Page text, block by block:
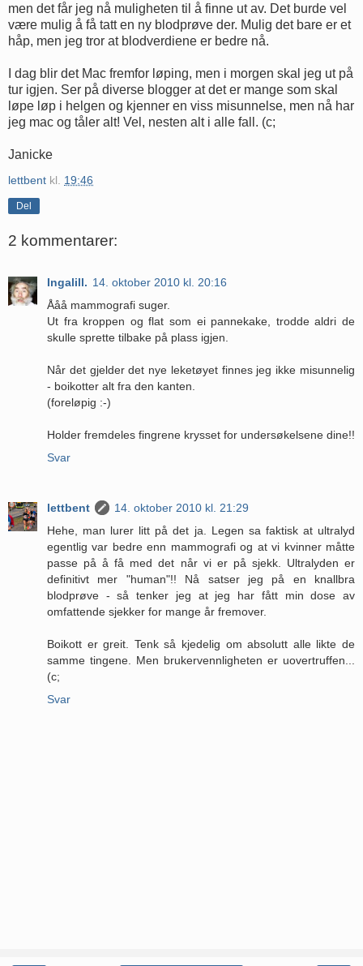
men det får jeg nå muligheten til å finne ut av. Det burde vel
være mulig å få tatt en ny blodprøve der. Mulig det bare er et
håp, men jeg tror at blodverdiene er bedre nå.
I dag blir det Mac fremfor løping, men i morgen skal jeg ut på
tur igjen. Ser på diverse blogger at det er mange som skal
løpe løp i helgen og kjenner en viss misunnelse, men nå har
jeg mac og tåler alt! Vel, nesten alt i alle fall. (c;
Janicke
lettbent kl. 19:46
Del
2 kommentarer:
Ingalill. 14. oktober 2010 kl. 20:16
Ååå mammografi suger.
Ut fra kroppen og flat som ei pannekake, trodde aldri de
skulle sprette tilbake på plass igjen.
Når det gjelder det nye leketøyet finnes jeg ikke misunnelig
- boikotter alt fra den kanten.
(foreløpig :-)
Holder fremdeles fingrene krysset for undersøkelsene dine!!
Svar
lettbent
14. oktober 2010 kl. 21:29
Hehe, man lurer litt på det ja. Legen sa faktisk at ultralyd
egentlig var bedre enn mammografi og at vi kvinner måtte
passe på å få med det når vi er på sjekk. Ultralyden er
definitivt mer "human"!! Nå satser jeg på en knallbra
blodprøve - så tenker jeg at jeg har fått min dose av
omfattende sjekker for mange år fremover.
Boikott er greit. Tenk så kjedelig om absolutt alle likte de
samme tingene. Men brukervennligheten er uovertruffen...
(c;
Svar